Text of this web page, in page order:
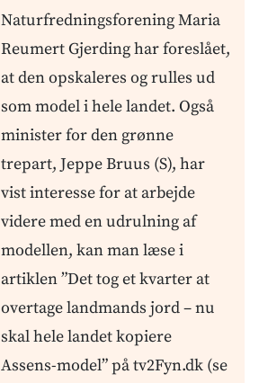
Naturfredningsforening Maria
Reumert Gjerding har foreslået,
at den opskaleres og rulles ud
som model i hele landet. Også
minister for den grønne
trepart, Jeppe Bruus (S), har
vist interesse for at arbejde
videre med en udrulning af
modellen, kan man læse i
artiklen ”Det tog et kvarter at
overtage landmands jord – nu
skal hele landet kopiere
Assens-model” på tv2Fyn.dk (se